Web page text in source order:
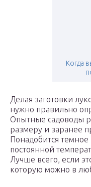
Когда
Делая заготовки
нужно правильно
Опытные садоводы
размеру и заранее
Понадобится
постоянной
Лучше всего, если
которую можно в